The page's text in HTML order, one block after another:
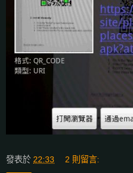
發表於 22:33 2 則留言: